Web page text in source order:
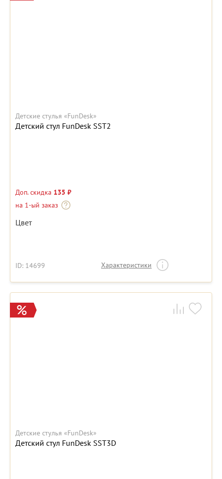
Детские стулья «FunDesk»
Детский стул FunDesk SST2
Доп. скидка 135 ₽
на 1-ый заказ
Цвет
ID: 14699 Характеристики
Детские стулья «FunDesk»
Детский стул FunDesk SST3D